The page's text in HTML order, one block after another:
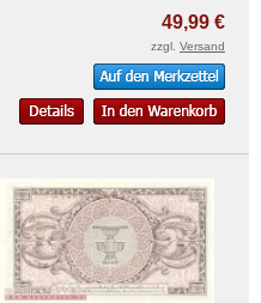
49,99 €
zzgl. Versand